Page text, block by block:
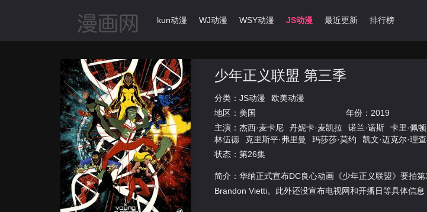
首页 动漫导航 Ikun动漫 WJ动漫 WSY动漫 JS动漫 最近更新 排行榜
少年正义联盟 第三季
分类： JS动漫
欧美动漫
地区： 美国 年份： 2019
主演： 杰西·麦卡尼 丹妮卡·麦凯拉 诺兰·诺斯 卡里·佩顿
林伍德
克里斯平·弗里曼 玛莎莎·莫约 凯文·迈克尔·理
状态：第26集
简介：华纳正式宣布DC良心动画《少年正义联盟》要拍
Brandon Vietti。此外还没宣布电视网和开播日等具体信